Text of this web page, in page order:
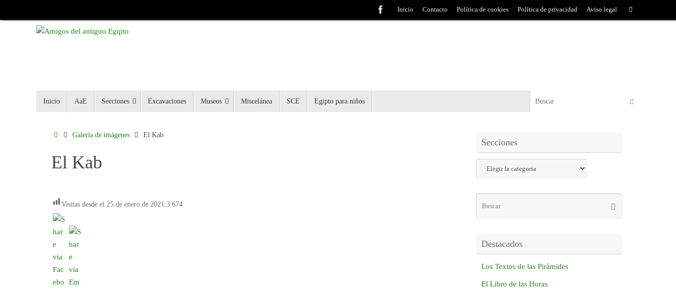
Inicio Contacto Política de cookies Política de privacidad Aviso legal
Inicio AaE Secciones Excavaciones Museos Miscelánea SCE Egipto para niños
Galería de imágenes El Kab
El Kab
Visitas desde el 25 de enero de 2021:3.674
Secciones
Destacados
Los Textos de las Pirámides
El Libro de las Horas